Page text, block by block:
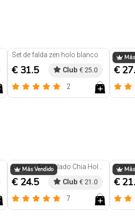
Set de falda zen holo blanco
€ 31.5 Club € 25.0
2
Más
€
Más Vendido
€ 24.5 Club € 21.0
7
Más
€